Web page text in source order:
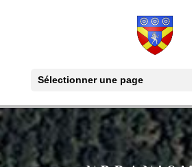
Sélectionner une page